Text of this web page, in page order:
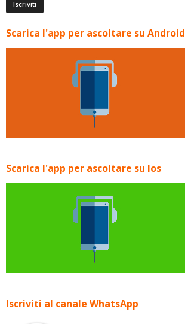
Scarica l'app per ascoltare su Android
Scarica l'app per ascoltare su Ios
Iscriviti al canale WhatsApp